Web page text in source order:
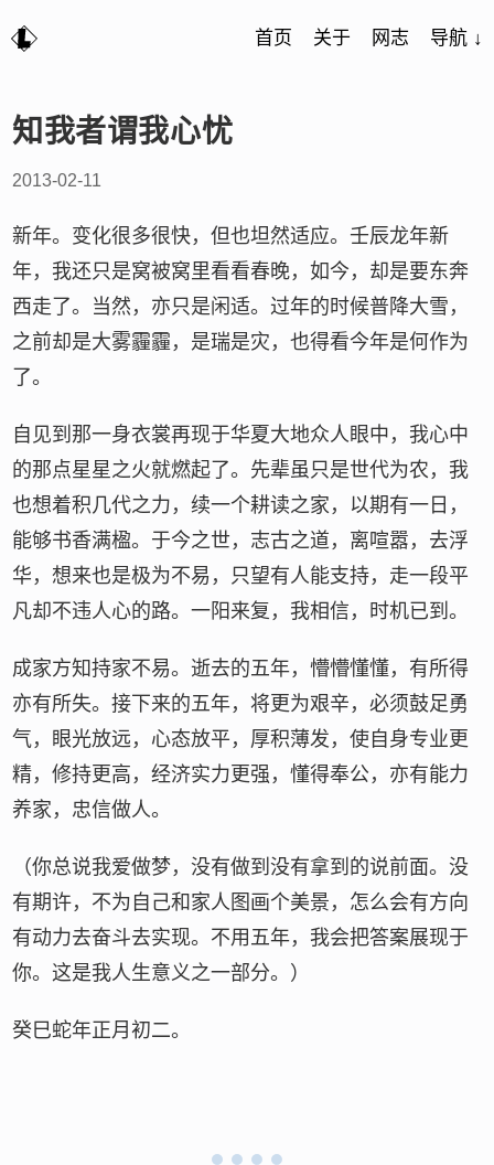
首页 关于 网志 导航 ↓
知我者谓我心忧
2013-02-11
新年。变化很多很快，但也坦然适应。壬辰龙年新
年，我还只是窝被窝里看看春晚，如今，却是要东奔
西走了。当然，亦只是闲适。过年的时候普降大雪，
之前却是大雾霾霾，是瑞是灾，也得看今年是何作为
了。
自见到那一身衣裳再现于华夏大地众人眼中，我心中
的那点星星之火就燃起了。先辈虽只是世代为农，我
也想着积几代之力，续一个耕读之家，以期有一日，
能够书香满楹。于今之世，志古之道，离喧嚣，去浮
华，想来也是极为不易，只望有人能支持，走一段平
凡却不违人心的路。一阳来复，我相信，时机已到。
成家方知持家不易。逝去的五年，懵懵懂懂，有所得
亦有所失。接下来的五年，将更为艰辛，必须鼓足勇
气，眼光放远，心态放平，厚积薄发，使自身专业更
精，修持更高，经济实力更强，懂得奉公，亦有能力
养家，忠信做人。
（你总说我爱做梦，没有做到没有拿到的说前面。没
有期许，不为自己和家人图画个美景，怎么会有方向
有动力去奋斗去实现。不用五年，我会把答案展现于
你。这是我人生意义之一部分。）
癸巳蛇年正月初二。